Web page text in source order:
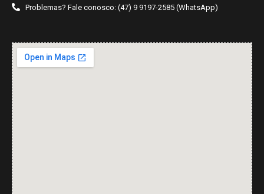
Problemas? Fale conosco: (47) 9 9197-2585 (WhatsApp)